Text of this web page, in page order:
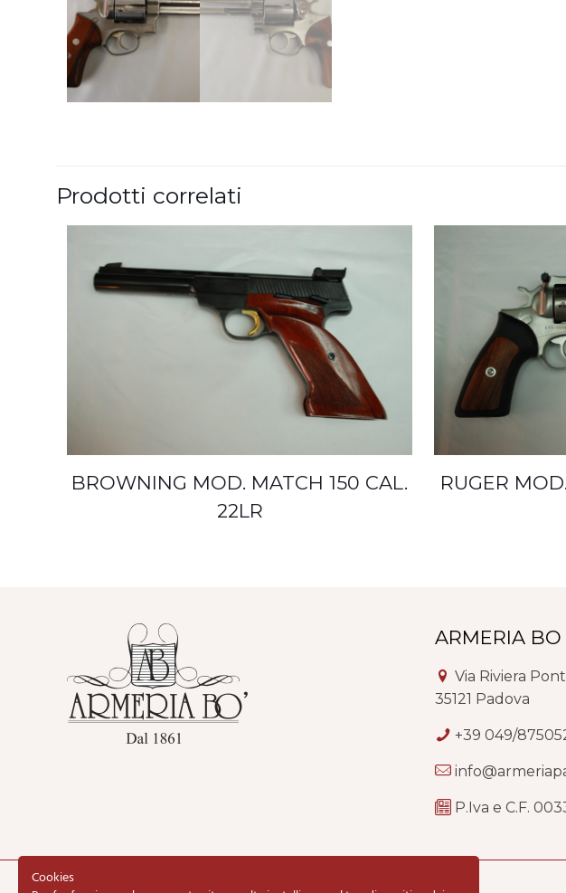
Prodotti correlati
BROWNING MOD. MATCH 150 CAL.
22LR
RUGER
ARMERIA BO
Via Riviera
35121 Padova
+39 049/
P.Iva e C.F.
Cookies